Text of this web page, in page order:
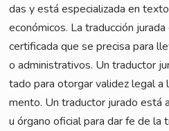
das y está espe­cia­lizada en
econó­mi­cos. La tra­duc­ción
cer­ti­fi­ca­da que se pre­cisa para
o admi­nis­tra­tivos. Un tra­duc­tor
ta­do para otor­gar vali­dez legal
men­to. Un tra­duc­tor jura­do está
u órga­no ofi­ci­al para dar fe de la